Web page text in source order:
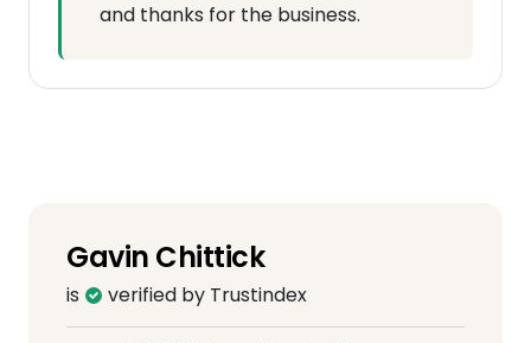
and thanks for the business.
Gavin Chittick
is verified by Trustindex